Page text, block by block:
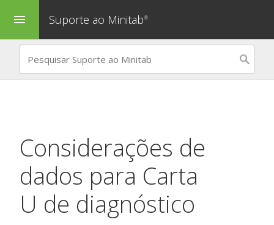
menu Suporte ao Minitab®
Considerações de
dados para Carta
U de diagnóstico